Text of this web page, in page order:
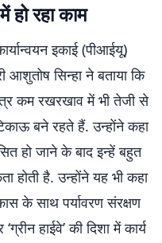
हो रहा काम
इकाई (पीआईयू)
सिन्हा ने बताया कि
कम रखरखाव में भी तेजी से
बने रहते हैं. उन्होंने कहा
हो जाने के बाद इन्हें बहुत
है. उन्होंने यह भी कहा
के साथ पर्यावरण संरक्षण
हाईवे’ की दिशा में कार्य